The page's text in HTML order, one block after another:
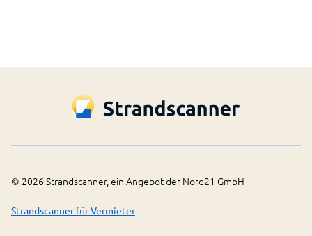
© 2026 Strandscanner, ein Angebot der Nord21 GmbH
Strandscanner für Vermieter